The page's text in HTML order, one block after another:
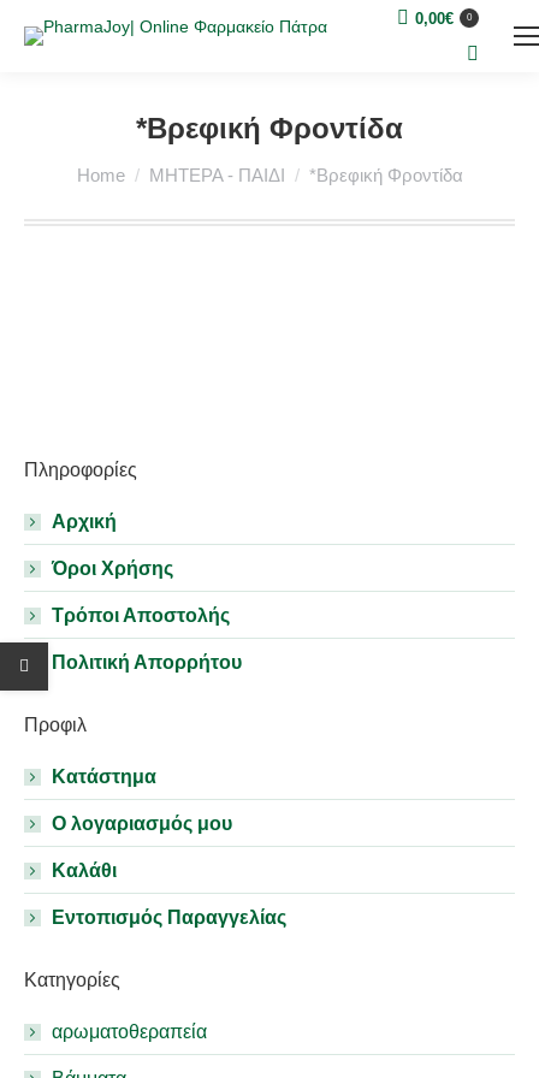
0,00€ 0
Search:
*Βρεφική Φροντίδα
Home ΜΗΤΕΡΑ - ΠΑΙΔΙ *Βρεφική Φροντίδα
Πληροφορίες
Αρχική
Όροι Χρήσης
Τρόποι Αποστολής
Πολιτική Απορρήτου
Προφιλ
Κατάστημα
Ο λογαριασμός μου
Καλάθι
Εντοπισμός Παραγγελίας
Κατηγορίες
αρωματοθεραπεία